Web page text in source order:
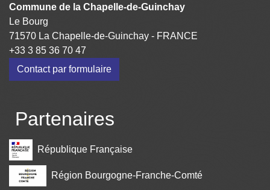
Commune de la Chapelle-de-Guinchay
Le Bourg
71570 La Chapelle-de-Guinchay - FRANCE
+33 3 85 36 70 47
Contact par formulaire
Partenaires
République Française
Région Bourgogne-Franche-Comté